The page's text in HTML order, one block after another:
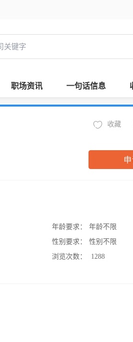
职场资讯 一句话信息
收藏
年龄要求：
年龄不限
性别要求：
性别不限
浏览次数：
1288